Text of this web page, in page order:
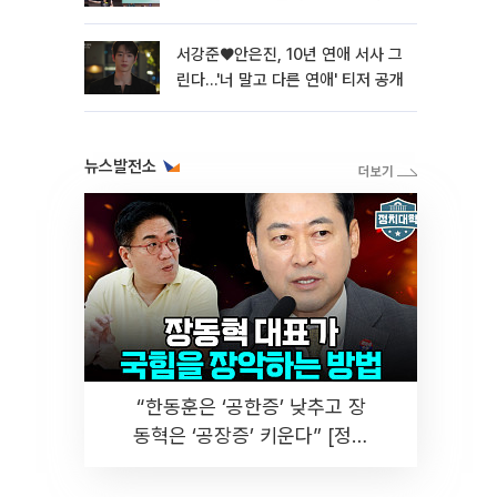
서강준♥안은진, 10년 연애 서사 그
린다…'너 말고 다른 연애' 티저 공개
뉴스발전소
“한동훈은 ‘공한증’ 낮추고 장
동혁은 ‘공장증’ 키운다” [정치